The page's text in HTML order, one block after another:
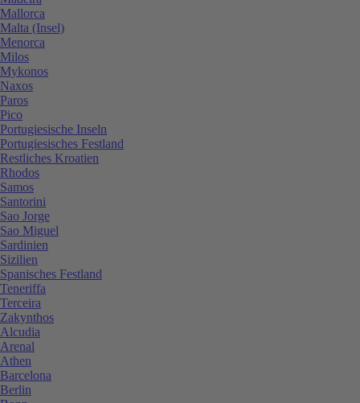
Mallorca
Malta (Insel)
Menorca
Milos
Mykonos
Naxos
Paros
Pico
Portugiesische Inseln
Portugiesisches Festland
Restliches Kroatien
Rhodos
Samos
Santorini
Sao Jorge
Sao Miguel
Sardinien
Sizilien
Spanisches Festland
Teneriffa
Terceira
Zakynthos
Alcudia
Arenal
Athen
Barcelona
Berlin